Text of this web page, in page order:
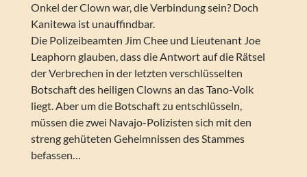
Onkel der Clown war, die Verbindung sein? Doch
Kanitewa ist unauffindbar.
Die Polizeibeamten Jim Chee und Lieutenant Joe
Leaphorn glauben, dass die Antwort auf die Rätsel
der Verbrechen in der letzten verschlüsselten
Botschaft des heiligen Clowns an das Tano-Volk
liegt. Aber um die Botschaft zu entschlüsseln,
müssen die zwei Navajo-Polizisten sich mit den
streng gehüteten Geheimnissen des Stammes
befassen…